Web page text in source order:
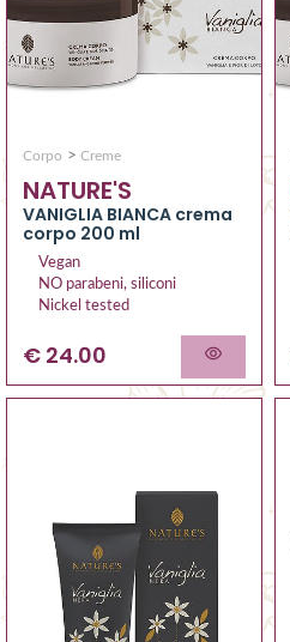
Corpo > Creme
NATURE'S
VANIGLIA BIANCA crema
corpo 200 ml
Vegan
NO parabeni, siliconi
Nickel tested
€ 24.00